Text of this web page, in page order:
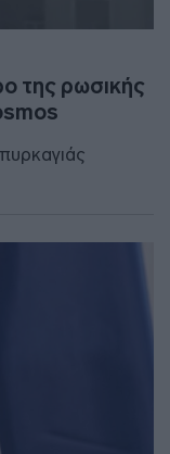
της ρωσικής